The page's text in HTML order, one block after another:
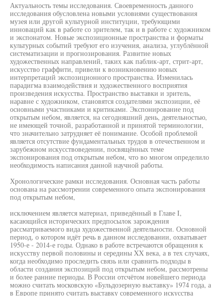
Актуальность темы исследования. Своевременность данного
исследования обусловлена новыми условиями существования
музея или другой культурной институции, требующими
инноваций как в работе со зрителем, так и в работе с художником
и экспонатом. Новые экспозиционные пространства и форматы
культурных событий требуют его изучения, анализа, углублённой
систематизации и прогнозирования. Развитие новых
художественных направлений, таких как паблик-арт, стрит-арт,
искусство граффити, привели к возникновению новых
интерпретаций экспозиционного пространства. Изменилась
парадигма взаимодействия и художественного восприятия
произведения искусства. Пространство выставки и зритель,
наравне с художником, становятся создателями экспозиции, её
основными участниками и критиками. Экспонирование под
открытым небом, является, на сегодняшний день, деятельностью,
не имеющей точной, разработанной и принятой терминологии,
что значительно затрудняет её понимание. Особой проблемой
является отсутствие фундаментальных трудов в отечественном и
зарубежном искусствоведении, посвящённых теме
экспонирования под открытым небом, что во многом определило
необходимость написания данной научной работы.
Хронологические рамки исследования. Основная часть работы
основана на рассмотрении современного опыта экспонирования
под открытым небом,
исключением является материал, приведённый в Главе I,
касающийся исторических предпосылок зарождения
рассматриваемого вида художественной деятельности. Основной
период, о котором идёт речь в данном исследовании, охватывает
1950-е - 2014-е годы. Однако в работе встречаются обращения к
искусству первой половины и середины XX века, а в тех случаях,
когда необходимо проследить связь или сравнить подходы в
области создания экспозиций под открытым небом, рассмотрены
и более ранние периоды. В России отсчётом новейшего периода
можно считать московскую «Бульдозерную выставку» 1974 года, а
в Европе принято считать выставку современного искусства